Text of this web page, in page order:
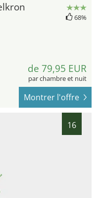
68%
de 79,95 EUR
par chambre et nuit
Montrer l'offre
16